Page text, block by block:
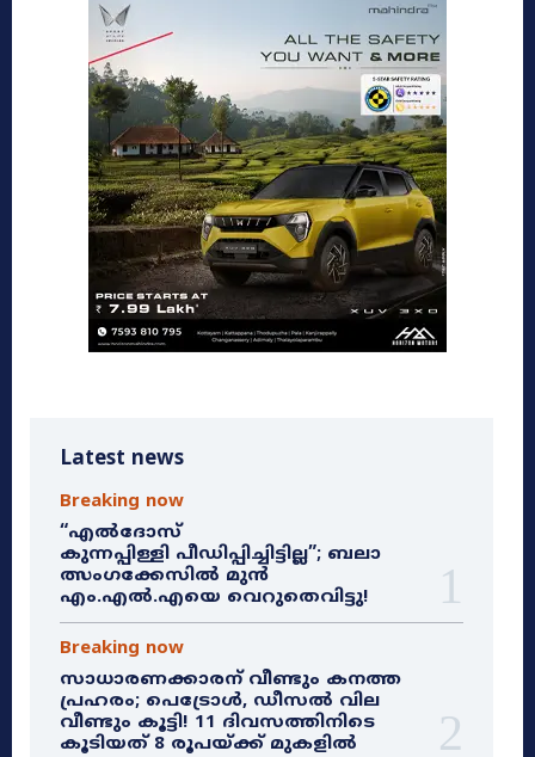
Latest news
Breaking now
“എൽദോസ്
കുന്നപ്പിള്ളി പീഡിപ്പിച്ചിട്ടില്ല”; ബലാ
ത്സംഗക്കേസിൽ മുൻ
എം.എൽ.എയെ വെറുതെവിട്ടു!
Breaking now
സാധാരണക്കാരന് വീണ്ടും കനത്ത
പ്രഹരം; പെട്രോൾ, ഡീസൽ വില
വീണ്ടും കൂട്ടി! 11 ദിവസത്തിനിടെ
കൂടിയത് 8 രൂപയ്ക്ക് മുകളിൽ